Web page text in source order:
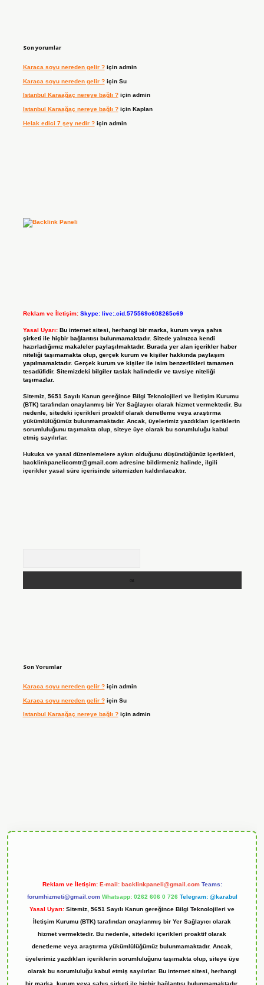
Son yorumlar
Karaca soyu nereden gelir ?için admin
Karaca soyu nereden gelir ?için Su
Istanbul Karaağaç nereye bağlı ?için admin
Istanbul Karaağaç nereye bağlı ?için Kaplan
Helak edici 7 şey nedir ?için admin
Reklam ve İletişim: Skype: live:.cid.575569c608265c69
Yasal Uyarı: Bu internet sitesi, herhangi bir marka, kurum veya şahıs
şirketi ile hiçbir bağlantısı bulunmamaktadır. Sitede yalnızca kendi
hazırladığımız makaleler paylaşılmaktadır. Burada yer alan içerikler haber
niteliği taşımamakta olup, gerçek kurum ve kişiler hakkında paylaşım
yapılmamaktadır. Gerçek kurum ve kişiler ile isim benzerlikleri tamamen
tesadüfidir. Sitemizdeki bilgiler taslak halindedir ve tavsiye niteliği
taşımazlar.
Sitemiz, 5651 Sayılı Kanun gereğince Bilgi Teknolojileri ve İletişim Kurumu
(BTK) tarafından onaylanmış bir Yer Sağlayıcı olarak hizmet vermektedir. Bu
nedenle, sitedeki içerikleri proaktif olarak denetleme veya araştırma
yükümlülüğümüz bulunmamaktadır. Ancak, üyelerimiz yazdıkları içeriklerin
sorumluluğunu taşımakta olup, siteye üye olarak bu sorumluluğu kabul
etmiş sayılırlar.
Hukuka ve yasal düzenlemelere aykırı olduğunu düşündüğünüz içerikleri,
backlinkpanelicomtr@gmail.comadresine bildirmeniz halinde, ilgili
içerikler yasal süre içerisinde sitemizden kaldırılacaktır.
Son Yorumlar
Karaca soyu nereden gelir ?için admin
Karaca soyu nereden gelir ?için Su
Istanbul Karaağaç nereye bağlı ?için admin
Reklam ve İletişim: E-mail: backlinkpaneli@gmail.com Teams:
forumhizmeti@gmail.com Whatsapp: 0262 606 0 726 Telegram: @karabul
Yasal Uyarı: Sitemiz, 5651 Sayılı Kanun gereğince Bilgi Teknolojileri ve
İletişim Kurumu (BTK) tarafından onaylanmış bir Yer Sağlayıcı olarak
hizmet vermektedir. Bu nedenle, sitedeki içerikleri proaktif olarak
denetleme veya araştırma yükümlülüğümüz bulunmamaktadır. Ancak,
üyelerimiz yazdıkları içeriklerin sorumluluğunu taşımakta olup, siteye üye
olarak bu sorumluluğu kabul etmiş sayılırlar. Bu internet sitesi, herhangi
bir marka, kurum veya şahıs şirketi ile hiçbir bağlantısı bulunmamaktadır.